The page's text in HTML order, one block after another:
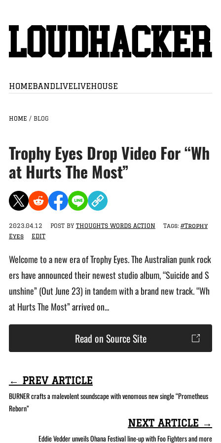
HOMEBANDLIVELIVEHOUSE
HOME / BLOG
Trophy Eyes Drop Video For “Wh
at Hurts The Most”
2023.04.12 POST BY THOUGHTS WORDS ACTION Tags: #Trophy
Eyes
EDIT
Welcome to a new era of Trophy Eyes. The Australian punk rock
ers have announced their newest studio album, “Suicide and S
unshine” (Out June 23) in tandem with a brand new track. “Wh
at Hurts The Most” arrived on...
Read on Source Site
← PREV ARTICLE
BURNER crafts a malevolent soundscape with venomous new single “Prometheus
Reborn”
NEXT ARTICLE →
Eddie Vedder unveils Ohana Festival line-up with Foo Fighters and more